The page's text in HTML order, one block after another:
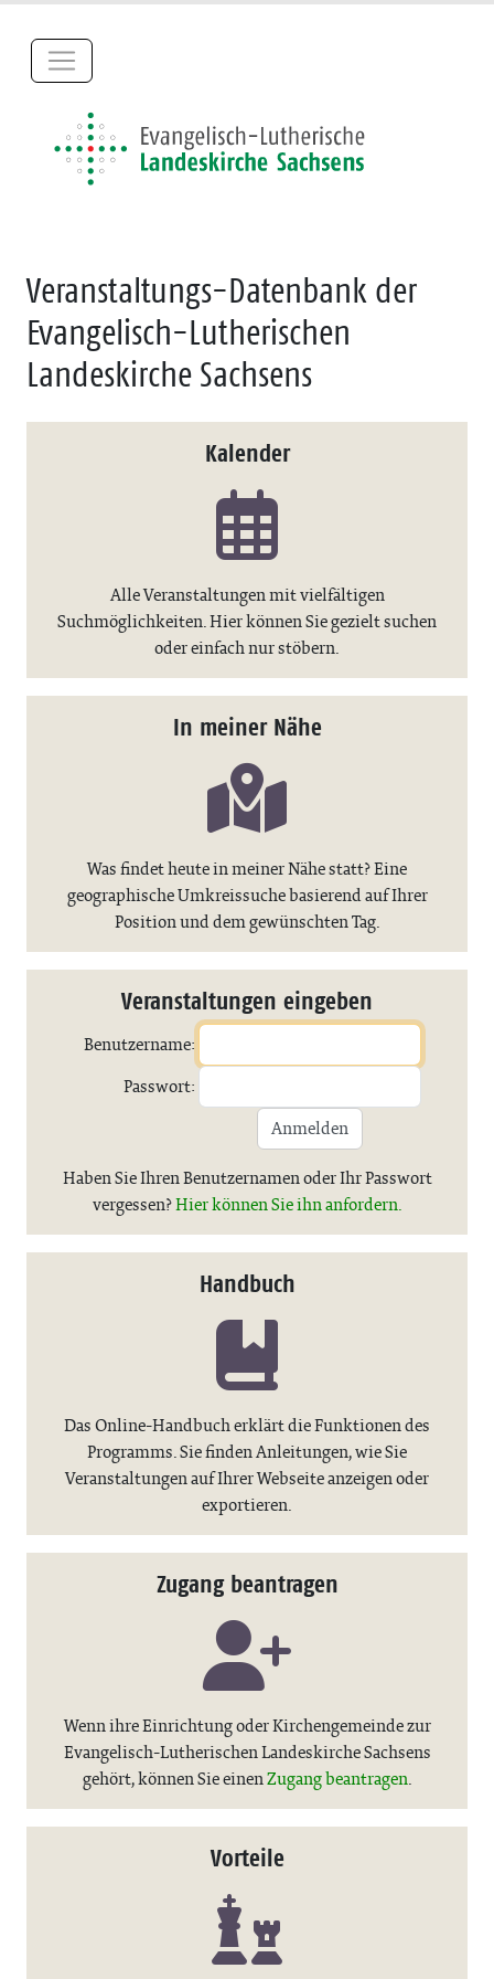
Veranstaltungs-Datenbank der
Evangelisch-Lutherischen
Landeskirche Sachsens
Kalender
Alle Veranstaltungen mit vielfältigen
Suchmöglichkeiten. Hier können Sie gezielt suchen
oder einfach nur stöbern.
In meiner Nähe
Was findet heute in meiner Nähe statt? Eine
geographische Umkreissuche basierend auf Ihrer
Position und dem gewünschten Tag.
Veranstaltungen eingeben
Benutzername:
Passwort:
Anmelden
Haben Sie Ihren Benutzernamen oder Ihr Passwort
vergessen?Hier können Sie ihn anfordern.
Handbuch
Das Online-Handbuch erklärt die Funktionen des
Programms. Sie finden Anleitungen, wie Sie
Veranstaltungen auf Ihrer Webseite anzeigen oder
exportieren.
Zugang beantragen
Wenn ihre Einrichtung oder Kirchengemeinde zur
Evangelisch-Lutherischen Landeskirche Sachsens
gehört, können Sie einenZugang beantragen.
Vorteile